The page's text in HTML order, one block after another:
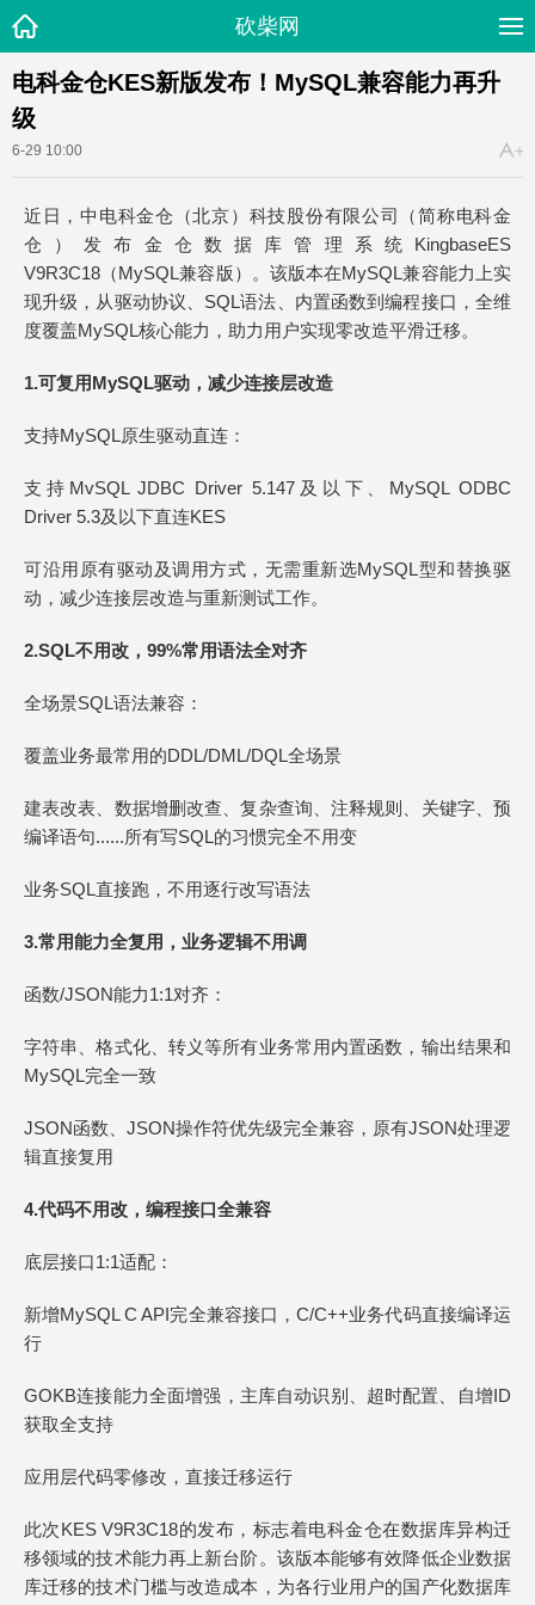
砍柴网
电科金仓KES新版发布！MySQL兼容能力再升
级
6-29 10:00
近日，中电科金仓（北京）科技股份有限公司（简称电科金
仓）发布金仓数据库管理系统KingbaseES
V9R3C18（MySQL兼容版）。该版本在MySQL兼容能力上实
现升级，从驱动协议、SQL语法、内置函数到编程接口，全维
度覆盖MySQL核心能力，助力用户实现零改造平滑迁移。
1.可复用MySQL驱动，减少连接层改造
支持MySQL原生驱动直连：
支持MvSQL JDBC Driver 5.147及以下、MySQL ODBC
Driver 5.3及以下直连KES
可沿用原有驱动及调用方式，无需重新选MySQL型和替换驱
动，减少连接层改造与重新测试工作。
2.SQL不用改，99%常用语法全对齐
全场景SQL语法兼容：
覆盖业务最常用的DDL/DML/DQL全场景
建表改表、数据增删改查、复杂查询、注释规则、关键字、预
编译语句......所有写SQL的习惯完全不用变
业务SQL直接跑，不用逐行改写语法
3.常用能力全复用，业务逻辑不用调
函数/JSON能力1:1对齐：
字符串、格式化、转义等所有业务常用内置函数，输出结果和
MySQL完全一致
JSON函数、JSON操作符优先级完全兼容，原有JSON处理逻
辑直接复用
4.代码不用改，编程接口全兼容
底层接口1:1适配：
新增MySQL C API完全兼容接口，C/C++业务代码直接编译运
行
GOKB连接能力全面增强，主库自动识别、超时配置、自增ID
获取全支持
应用层代码零修改，直接迁移运行
此次KES V9R3C18的发布，标志着电科金仓在数据库异构迁
移领域的技术能力再上新台阶。该版本能够有效降低企业数据
库迁移的技术门槛与改造成本，为各行业用户的国产化数据库